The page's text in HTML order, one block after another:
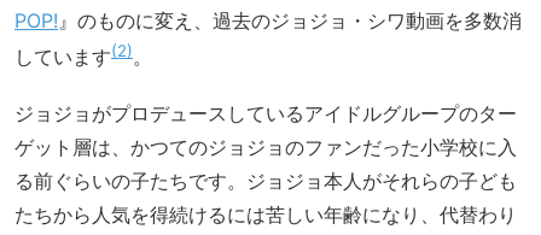
POP! 』のものに変え、過去のジョジョ・シワ動画を多数消
しています 2 。
ジョジョがプロデュースしているアイドルグループのター
ゲット層は、かつてのジョジョのファンだった小学校に入
る前ぐらいの子たちです。ジョジョ本人がそれらの子ども
たちから人気を得続けるには苦しい年齢になり、代替わり